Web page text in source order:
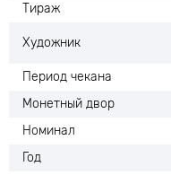
Тираж
Художник
Период чекана
Монетный двор
Номинал
Год